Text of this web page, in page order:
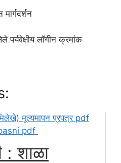
पर्यवेक्षीय लॉगीन क्रमांक
: शाळा